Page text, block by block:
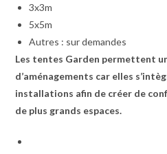
3x3m
5x5m
Autres : sur demandes
Les tentes Garden permettent
d’aménagements car elles
installations afin de créer de
de plus grands espaces.